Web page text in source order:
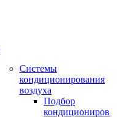
Системы
кондиционирования
воздуха
Подбор
кондициониров